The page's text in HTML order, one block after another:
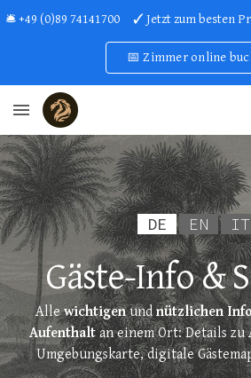
📅 Zimmer online
DE EN IT
Gäste-Info &
Allewichtigenundnützlichen
Aufenthaltan einem Ort: Details zu
Umgebungskarte, digitale